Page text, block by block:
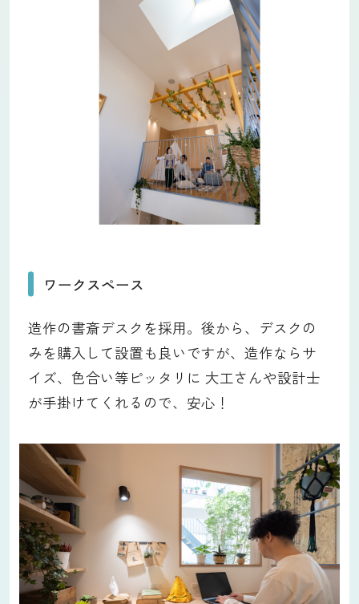
ワークスペース
造作の書斎デスクを採用。後から、デスクの
みを購入して設置も良いですが、造作ならサ
イズ、色合い等ピッタリに 大工さんや設計士
が手掛けてくれるので、安心！